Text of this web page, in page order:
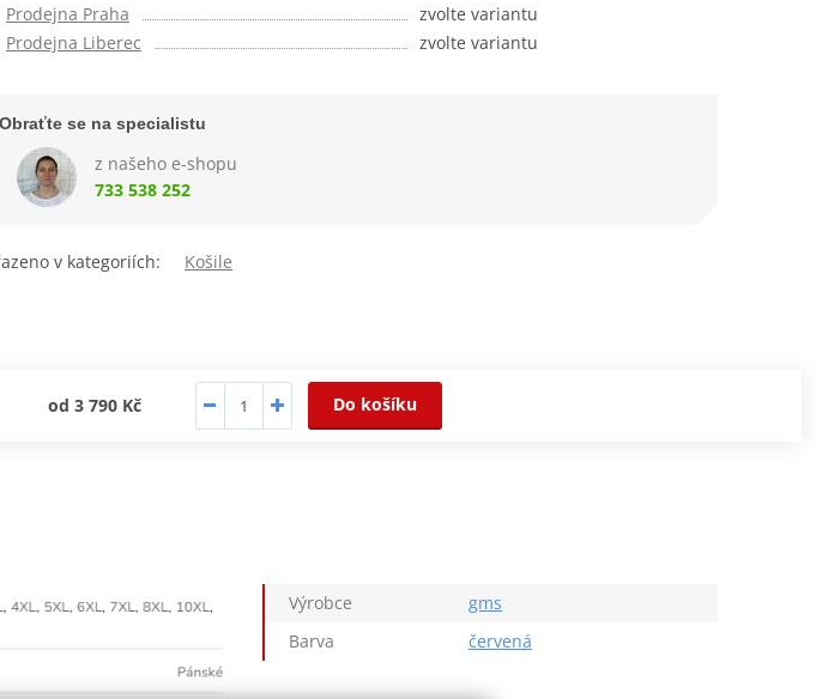
Prodejna Praha
zvolte variantu
Prodejna Liberec
zvolte variantu
Obraťte se na specialistu
z našeho e-shopu
733 538 252
v kategoriích: Košile
od 3 790 Kč Do košíku
Výrobce
gms
Barva
červená